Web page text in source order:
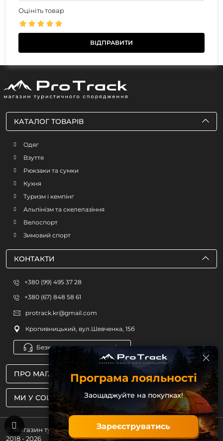
Оцініть товар
МИ У СОЦМЕРЕЖАХ
ПРО МАГАЗИН
КАТАЛОГ ТОВАРІВ
Одяг
Взуття
Рюкзаки та сумки
Кухня
Туризм і кемпінг
Альпінізм та скелелазіння
Велоспорт
Зимовий спорт
КОНТАКТИ
+380 (99) 495 37 28
+380 (67) 848 58 61
protrack.kr@gmail.com
Кропивницький, вул.Шевченка, 15б
Безкоштовна консультація
© Магазин туристичного спорядження ProTrack
2018 - 2026
Програма лояльності
Заощаджуйте на покупках!
Зареєструватись